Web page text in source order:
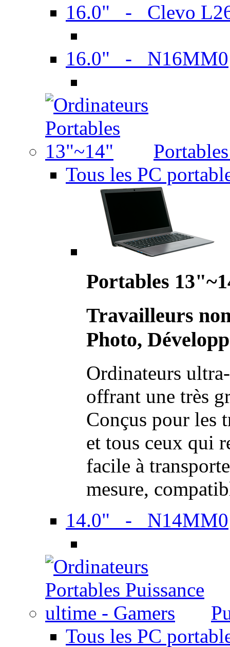
16.0" - Clevo
16.0" - N16MM0
Tous les PC
Portables
Travailleurs
Photo,
Ordinateurs
offrant une très
Conçus pour les
et tous ceux qui
facile à
mesure,
14.0" - N14MM0
Tous les PC